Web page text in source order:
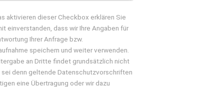
aktivieren dieser Checkbox erklären Sie
einverstanden, dass wir Ihre Angaben für
Ihrer Anfrage bzw.
speichern und weiter verwenden.
an Dritte findet grundsätzlich nicht
denn geltende Datenschutzvorschriften
eine Übertragung oder wir dazu